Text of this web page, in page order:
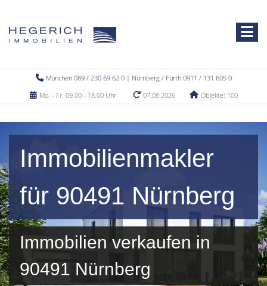
München 089 / 230 69 62 0 | Nürnberg / Fürth 0911 / 131 605 0
Mo. - Fr. 09.00 - 18.00 Uhr
07.08.2026 Objekte: 100
Immobilienmakler
für 90491 Nürnberg
Immobilien verkaufen in
90491 Nürnberg